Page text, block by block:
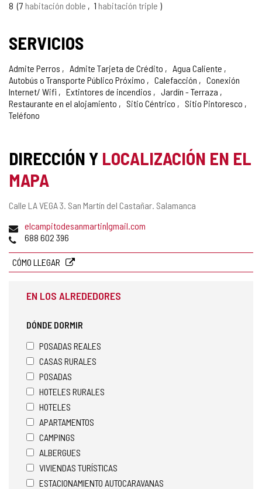
8 7 habitación doble 1 habitación triple
SERVICIOS
Admite Perros Admite Tarjeta de Crédito
Agua Caliente
Autobús o Transporte Público Próximo
Calefacción
Conexión
Internet/ Wifi
Extintores de incendios
Jardín - Terraza
Restaurante en el alojamiento
Sitio Céntrico
Sitio Pintoresco
Teléfono
DIRECCIÓN Y LOCALIZACIÓN EN EL
MAPA
Dirección
Calle LA VEGA 3. San Martín del Castañar. Salamanca
Dirección
de
electrónico
elcampitodesanmartin|gmail.com
Teléfonos
688 602 396
CÓMO LLEGAR
EN LOS ALREDEDORES
DÓNDE DORMIR
POSADAS REALES
CASAS RURALES
POSADAS
HOTELES RURALES
HOTELES
APARTAMENTOS
CAMPINGS
ALBERGUES
VIVIENDAS TURÍSTICAS
ESTACIONAMIENTO AUTOCARAVANAS